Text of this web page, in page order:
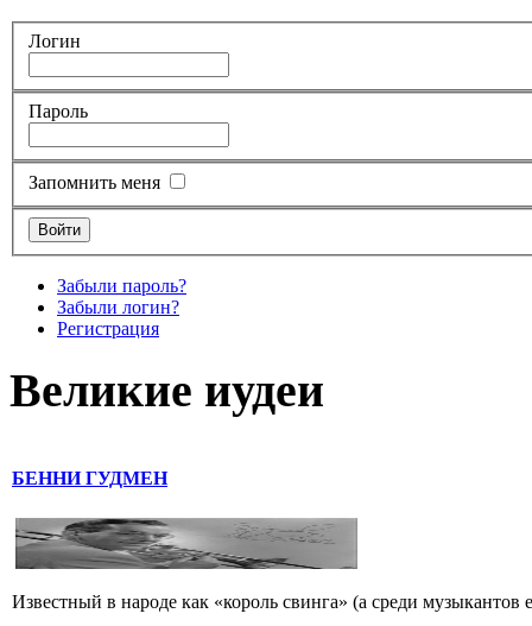
Логин
Пароль
Запомнить меня
Забыли пароль?
Забыли логин?
Регистрация
Великие иудеи
БЕННИ ГУДМЕН
Известный в народе как «король свинга» (а среди